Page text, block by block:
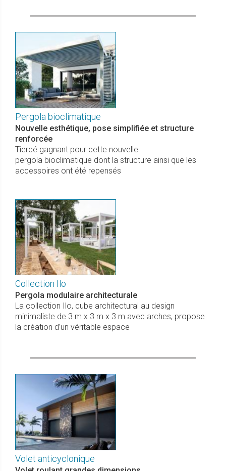
Pergola bioclimatique
Nouvelle esthétique, pose simplifiée et structure
renforcée
Tiercé gagnant pour cette nouvelle
pergola bioclimatique dont la structure ainsi que les
accessoires ont été repensés
Collection Ilo
Pergola modulaire architecturale
La collection Ilo, cube architectural au design
minimaliste de 3 m x 3 m x 3 m avec arches, propose
la création d’un véritable espace
Volet anticyclonique